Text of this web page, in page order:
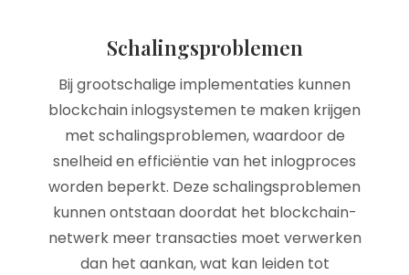
Schalingsproblemen
Bij grootschalige implementaties kunnen
blockchain inlogsystemen te maken krijgen
met schalingsproblemen, waardoor de
snelheid en efficiëntie van het inlogproces
worden beperkt. Deze schalingsproblemen
kunnen ontstaan doordat het blockchain-
netwerk meer transacties moet verwerken
dan het aankan, wat kan leiden tot